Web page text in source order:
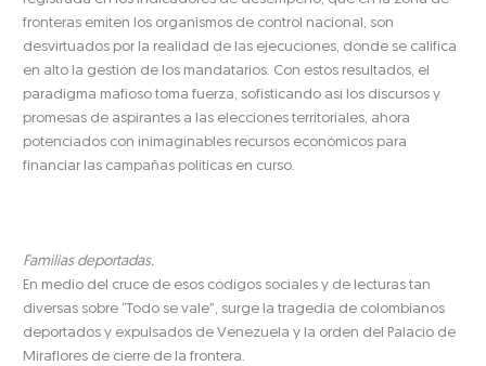
fronteras emiten los organismos de control nacional, son
desvirtuados por la realidad de las ejecuciones, donde se califica
en alto la gestión de los mandatarios. Con estos resultados, el
paradigma mafioso toma fuerza, sofisticando así los discursos y
promesas de aspirantes a las elecciones territoriales, ahora
potenciados con inimaginables recursos económicos para
financiar las campañas políticas en curso.
Familias deportadas.
En medio del cruce de esos códigos sociales y de lecturas tan
diversas sobre “Todo se vale”, surge la tragedia de colombianos
deportados y expulsados de Venezuela y la orden del Palacio de
Miraflores de cierre de la frontera.